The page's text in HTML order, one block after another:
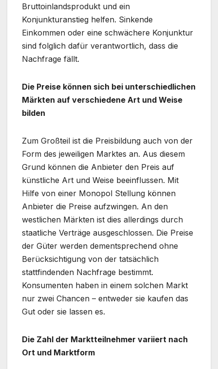
Bruttoinlandsprodukt und ein
Konjunkturanstieg helfen. Sinkende
Einkommen oder eine schwächere Konjunktur
sind folglich dafür verantwortlich, dass die
Nachfrage fällt.
Die Preise können sich bei unterschiedlichen
Märkten auf verschiedene Art und Weise
bilden
Zum Großteil ist die Preisbildung auch von der
Form des jeweiligen Marktes an. Aus diesem
Grund können die Anbieter den Preis auf
künstliche Art und Weise beeinflussen. Mit
Hilfe von einer Monopol Stellung können
Anbieter die Preise aufzwingen. An den
westlichen Märkten ist dies allerdings durch
staatliche Verträge ausgeschlossen. Die Preise
der Güter werden dementsprechend ohne
Berücksichtigung von der tatsächlich
stattfindenden Nachfrage bestimmt.
Konsumenten haben in einem solchen Markt
nur zwei Chancen – entweder sie kaufen das
Gut oder sie lassen es.
Die Zahl der Marktteilnehmer variiert nach
Ort und Marktform